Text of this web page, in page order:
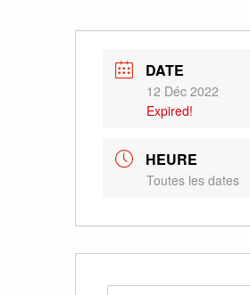
DATE
12 Déc 2022
Expired!
HEURE
Toutes les dates